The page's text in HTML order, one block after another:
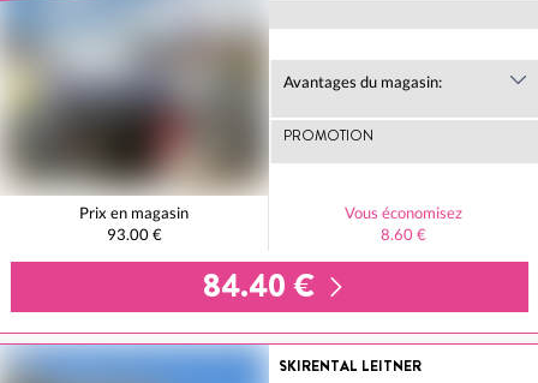
Avantages du magasin:
PROMOTION
Prix en magasin
93.00 €
Vous économisez
8.60 €
84.40 €
SKIRENTAL LEITNER